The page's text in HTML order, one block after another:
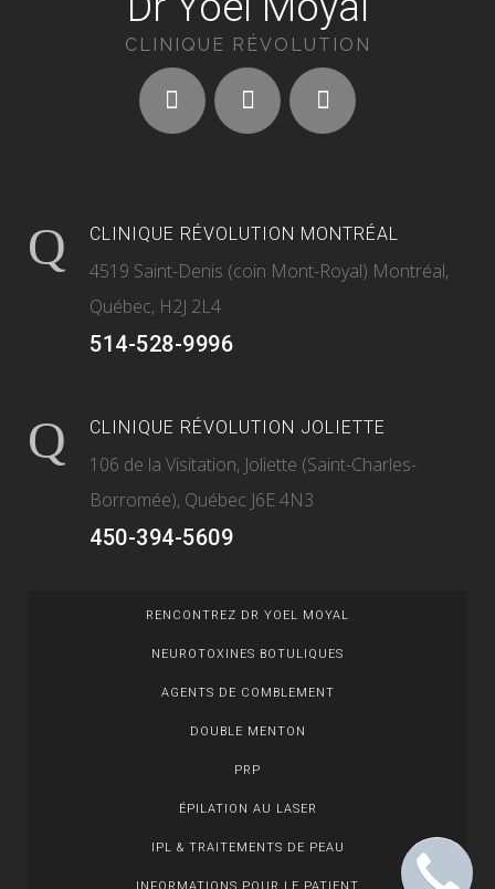
CLINIQUE RÉVOLUTION MONTRÉAL
4519 Saint-Denis (coin Mont-Royal) Montréal,
Québec, H2J 2L4
514-528-9996
CLINIQUE RÉVOLUTION
CLINIQUE RÉVOLUTION JOLIETTE
106 de la Visitation, Joliette (Saint-Charles-
Borromée), Québec J6E 4N3
450-394-5609
RENCONTREZ DR YOEL MOYAL
NEUROTOXINES BOTULIQUES
AGENTS DE COMBLEMENT
DOUBLE MENTON
PRP
ÉPILATION AU LASER
IPL & TRAITEMENTS DE PEAU